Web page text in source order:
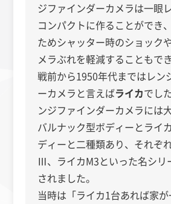
ジファインダーカメラは一眼
コンパクトに作ることができ
ためシャッター時のショック
メラぶれを軽減することもで
戦前から1950年代まではレン
ーカメラと言えばライカでし
ンジファインダーカメラには
バルナック型ボディーとライ
ディーと二種類あり、それぞ
Ⅲ、ライカM3といった名シリ
されました。
当時は「ライカ1台あれば家